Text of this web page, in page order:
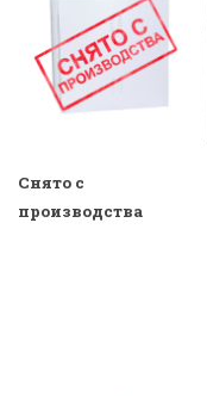
Снято с
производства